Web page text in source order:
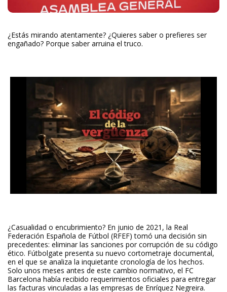
¿Estás mirando atentamente? ¿Quieres saber o prefieres ser
engañado? Porque saber arruina el truco.
¿Casualidad o encubrimiento? En junio de 2021, la Real
Federación Española de Fútbol (RFEF) tomó una decisión sin
precedentes: eliminar las sanciones por corrupción de su código
ético. Fútbolgate presenta su nuevo cortometraje documental,
en el que se analiza la inquietante cronología de los hechos.
Solo unos meses antes de este cambio normativo, el FC
Barcelona había recibido requerimientos oficiales para entregar
las facturas vinculadas a las empresas de Enríquez Negreira.